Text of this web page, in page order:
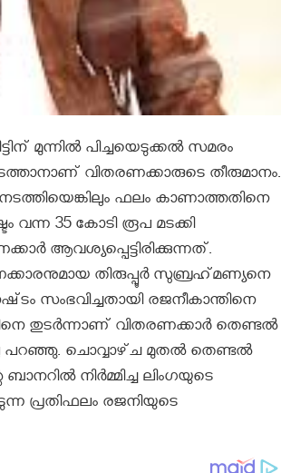
മുന്നില്‍ പിച്ചയെടുക്കല്‍ സമരം
വിതരണക്കാരുടെ തീരുമാനം.
ഫലം കാണാത്തതിനെ
35 കോടി രൂപ മടക്കി
ആവശ്യപ്പെട്ടിരിക്കുന്നത്.
തിരുപ്പൂര്‍ സുബ്രഹ്‌മണ്യനെ
സംഭവിച്ചതായി രജനീകാന്തിനെ
തുടര്‍ന്നാണ്‌ വിതരണക്കാര്‍ തെണ്ടല്‍
പറഞ്ഞു. ചൊവ്വാഴ്‌ച മുതല്‍ തെണ്ടല്‍
നിര്‍മ്മിച്ച ലിംഗയുടെ
പ്രതിഫലം രജനിയുടെ